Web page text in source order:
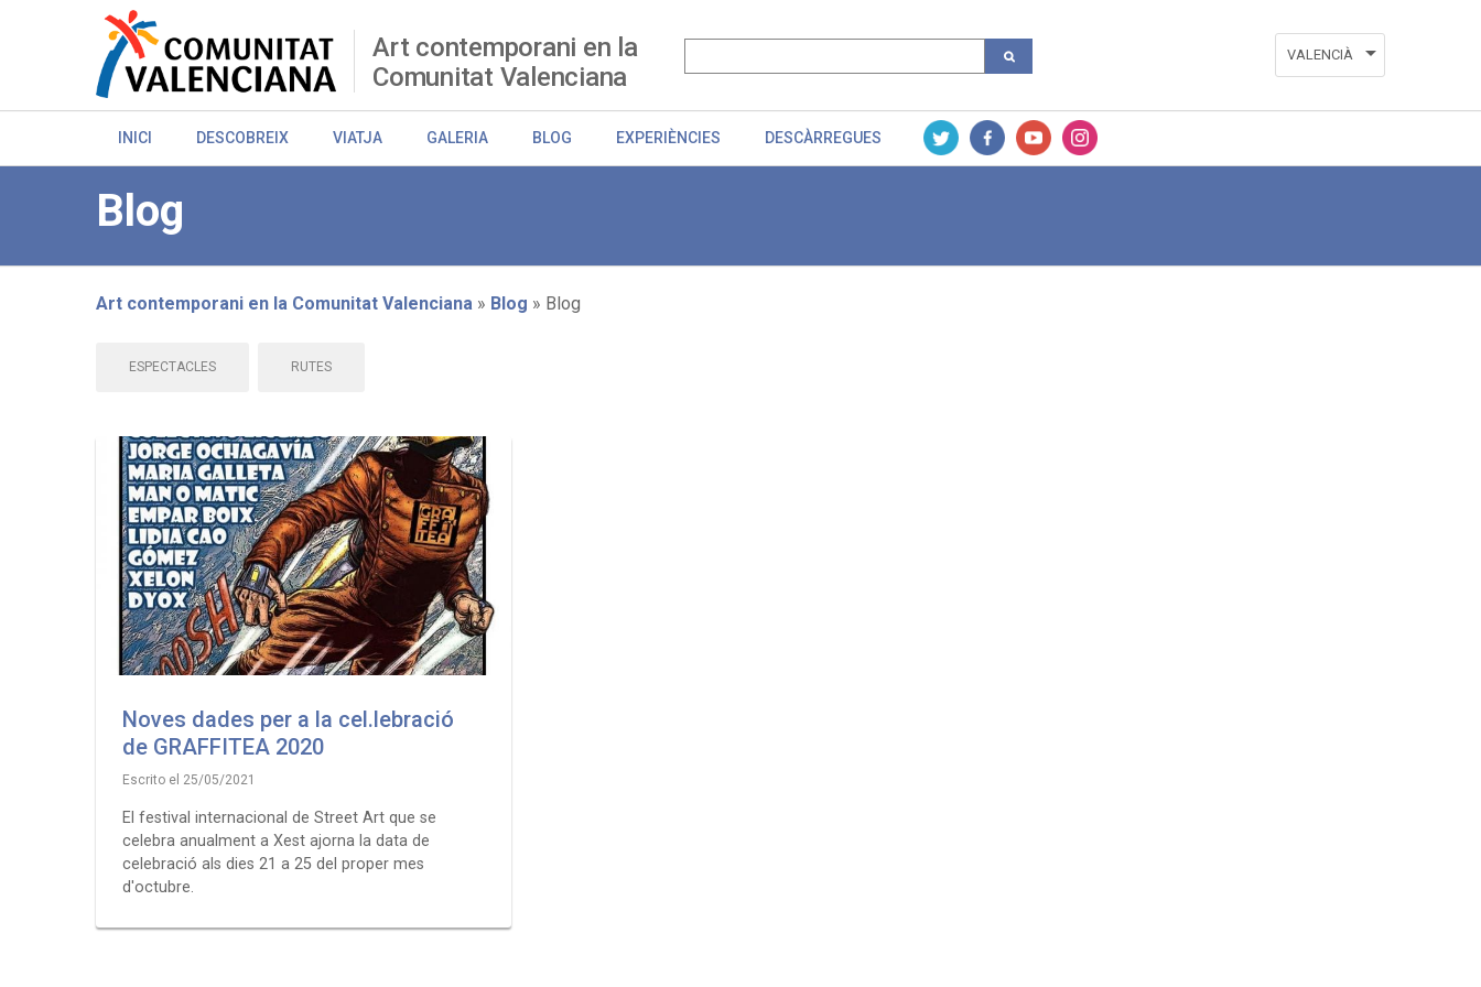
Art contemporani en la
Comunitat Valenciana
VALENCIÀ
INICI DESCOBREIX VIATJA GALERIA BLOG EXPERIÈNCIES DESCÀRREGUES
Blog
Art contemporani en la Comunitat Valenciana Blog Blog
ESPECTACLES RUTES
Noves dades per a la cel.lebració
de GRAFFITEA 2020
Escrito el 25/05/2021
El festival internacional de Street Art que se
celebra anualment a Xest ajorna la data de
celebració als dies 21 a 25 del proper mes
d'octubre.